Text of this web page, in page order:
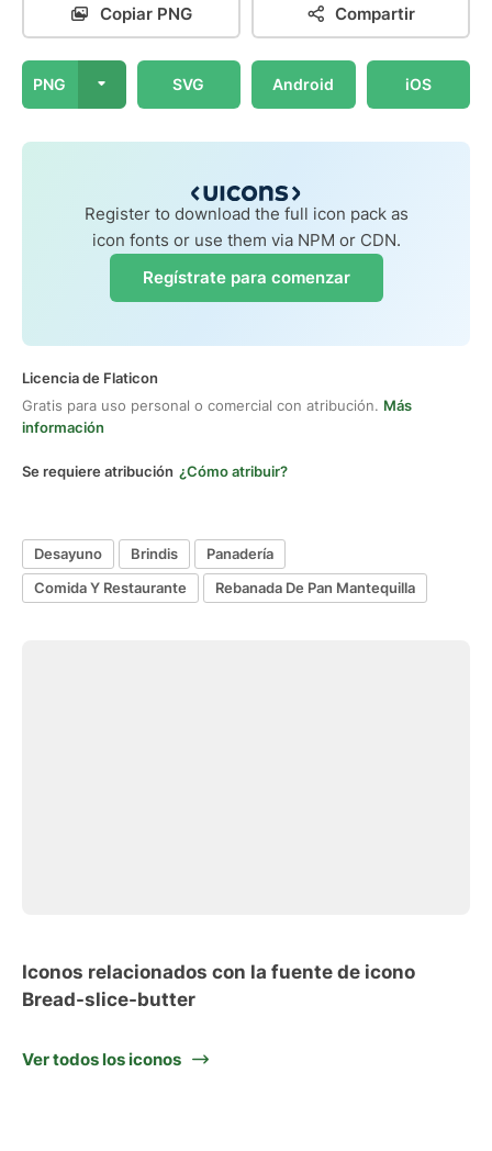
Copiar PNG Compartir
PNG SVG Android iOS
Register to download the full icon pack as
icon fonts or use them via NPM or CDN.
Regístrate para comenzar
Licencia de Flaticon
Gratis para uso personal o comercial con atribución. Más
información
Se requiere atribución ¿Cómo atribuir?
Desayuno Brindis
Panadería
Comida Y Restaurante
Rebanada De Pan Mantequilla
Iconos relacionados con la fuente de icono
Bread-slice-butter
Ver todos los iconos